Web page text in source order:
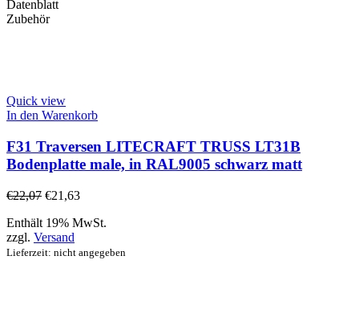
Datenblatt
Zubehör
Quick view
In den Warenkorb
F31 Traversen LITECRAFT TRUSS LT31B
Bodenplatte male, in RAL9005 schwarz matt
€22,07 €21,63
Enthält 19% MwSt.
zzgl. Versand
Lieferzeit: nicht angegeben